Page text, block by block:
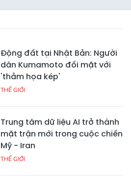
Động đất tại Nhật Bản: Người
dân Kumamoto đối mặt với
'thảm họa kép'
THẾ GIỚI
Trung tâm dữ liệu AI trở thành
mặt trận mới trong cuộc chiến
Mỹ - Iran
THẾ GIỚI